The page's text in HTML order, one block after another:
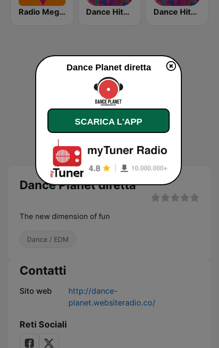
Radio Megamix 80 Dance Hits 90 - United Music Dance Hits 80 - United Music
Dance Planet diretta
The new dimension of fun
Dance / EDM
Contatti
Sito web
http://dance-
planet.websiteradio.co/
Reti Sociali
Dance Planet diretta
SCARICA L'APP